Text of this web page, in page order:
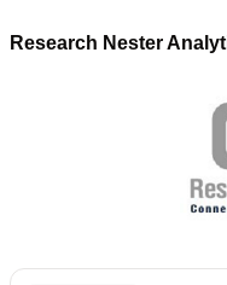
Research Nester